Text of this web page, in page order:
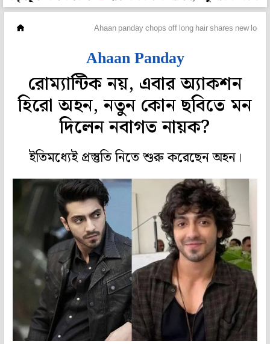
Ahaan panday chops off long hair shares new look
Ahaan Panday
রোম্যান্টিক নয়, এবার অ্যাকশন
হিরো অহন, নতুন কোন ছবিতে মন
দিলেন নবাগত নায়ক?
ইতিমধ্যেই প্রস্তুতি নিতে শুরু করেছেন অহন।